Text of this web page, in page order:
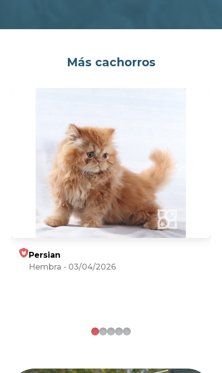
Más cachorros
Persian
Hembra - 03/04/2026